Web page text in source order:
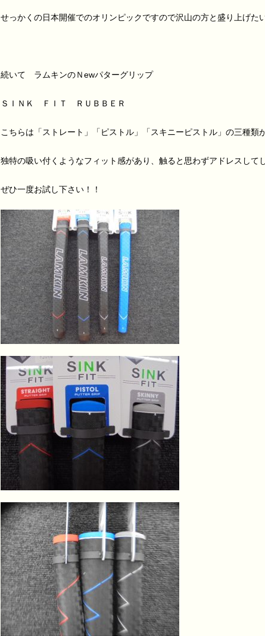
せっかくの日本開催でのオリンピックですので沢山の方と盛り上げた
続いて ラムキンのＮewパターグリップ
ＳＩＮＫ ＦＩＴ ＲＵＢＢＥＲ
こちらは「ストレート」「ピストル」「スキニーピストル」の三種類
独特の吸い付くようなフィット感があり、触ると思わずアドレスして
ぜひ一度お試し下さい！！